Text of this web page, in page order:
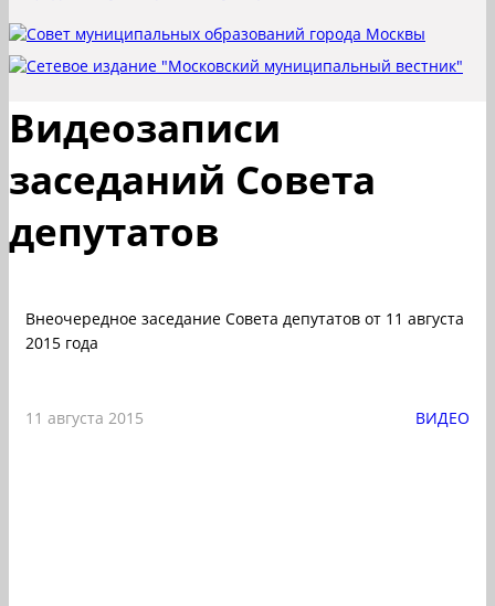
Видеозаписи
заседаний Совета
депутатов
Внеочередное заседание Совета депутатов от 11 августа
2015 года
11 августа 2015 ВИДЕО